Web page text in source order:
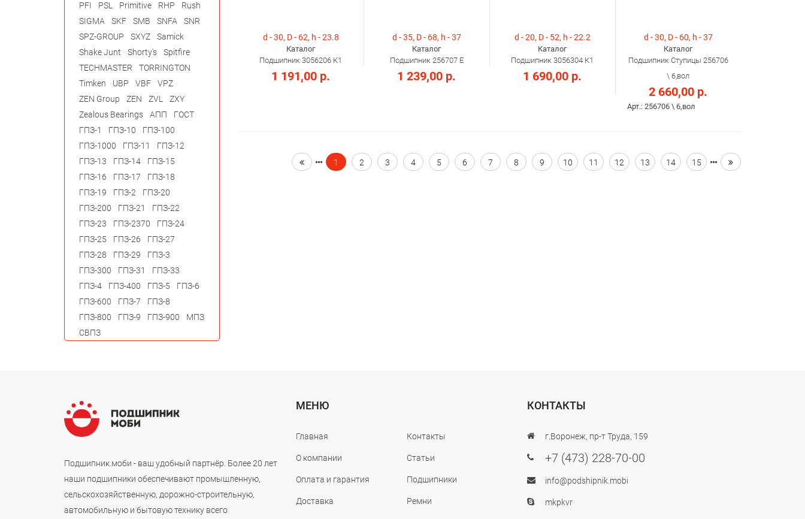
d - 30, D - 62, h - 23.8
Каталог
Подшипник 3056206 К1
1 191,00 р.
d - 35, D - 68, h - 37
Каталог
Подшипник 256707 Е
1 239,00 р.
d - 20, D - 52, h - 22.2
Каталог
Подшипник 3056304 К1
1 690,00 р.
d - 30, D - 60, h - 37
Каталог
Подшипник Ступицы 256706
\ 6,вол
2 660,00 р.
Арт.: 256706 \ 6,вол
1 2 3 4 5 6 7 8 9 10 11 12 13 14 15
PFI
PSL Primitive RHP
Rush
SIGMA
SKF SMB SNFA
SNR
SPZ-GROUP
SXYZ
Samick
Shake Junt
Shorty's
Spitfire
TECHMASTER
TORRINGTON
Timken
UBP VBF
VPZ
ZEN Group
ZEN ZVL
ZXY
Zealous Bearings
АПП
ГОСТ
ГПЗ-1
ГПЗ-10
ГПЗ-100
ГПЗ-1000
ГПЗ-11
ГПЗ-12
ГПЗ-13
ГПЗ-14
ГПЗ-15
ГПЗ-16
ГПЗ-17
ГПЗ-18
ГПЗ-19
ГПЗ-2
ГПЗ-20
ГПЗ-200
ГПЗ-21
ГПЗ-22
ГПЗ-23
ГПЗ-2370
ГПЗ-24
ГПЗ-25
ГПЗ-26
ГПЗ-27
ГПЗ-28
ГПЗ-29
ГПЗ-3
ГПЗ-300
ГПЗ-31
ГПЗ-33
ГПЗ-4
ГПЗ-400 ГПЗ-5
ГПЗ-6
ГПЗ-600
ГПЗ-7
ГПЗ-8
ГПЗ-800
ГПЗ-9 ГПЗ-900
МПЗ
СВПЗ
Подшипник.моби - ваш удобный партнёр. Более 20 лет
наши подшипники обеспечивают промышленную,
сельскохозяйственную, дорожно-строительную,
автомобильную и бытовую технику всего
МЕНЮ
Главная
О компании
Оплата и гарантия
Доставка
Контакты
Статьи
Подшипники
Ремни
КОНТАКТЫ
г.Воронеж, пр-т Труда, 159
+7 (473) 228-70-00
info@podshipnik.mobi
mkpkvr